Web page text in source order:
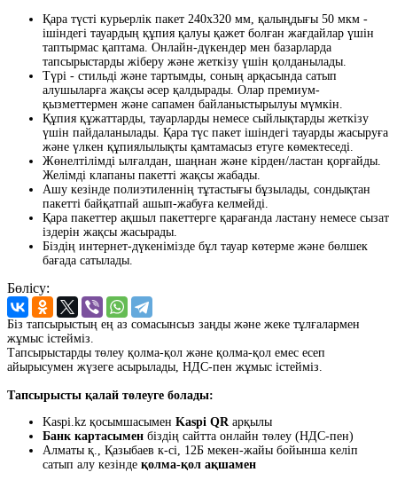
Қара түсті курьерлік пакет 240x320 мм, қалыңдығы 50 мкм -
ішіндегі тауардың құпия қалуы қажет болған жағдайлар үшін
таптырмас қаптама. Онлайн-дүкендер мен базарларда
тапсырыстарды жіберу және жеткізу үшін қолданылады.
Түрі - стильді және тартымды, соның арқасында сатып
алушыларға жақсы әсер қалдырады. Олар премиум-
қызметтермен және сапамен байланыстырылуы мүмкін.
Құпия құжаттарды, тауарларды немесе сыйлықтарды жеткізу
үшін пайдаланылады. Қара түс пакет ішіндегі тауарды жасыруға
және үлкен құпиялылықты қамтамасыз етуге көмектеседі.
Жөнелтілімді ылғалдан, шаңнан және кірден/ластан қорғайды.
Желімді клапаны пакетті жақсы жабады.
Ашу кезінде полиэтиленнің тұтастығы бұзылады, сондықтан
пакетті байқатпай ашып-жабуға келмейді.
Қара пакеттер ақшыл пакеттерге қарағанда ластану немесе сызат
іздерін жақсы жасырады.
Біздің интернет-дүкенімізде бұл тауар көтерме және бөлшек
бағада сатылады.
Бөлісу:
Біз тапсырыстың ең аз сомасынсыз заңды және жеке тұлғалармен
жұмыс істейміз.
Тапсырыстарды төлеу қолма-қол және қолма-қол емес есеп
айырысумен жүзеге асырылады, НДС-пен жұмыс істейміз.
Тапсырысты қалай төлеуге болады:
Kaspi.kz қосымшасымен Kaspi QR арқылы
Банк картасымен біздің сайтта онлайн төлеу (НДС-пен)
Алматы қ., Қазыбаев к-сі, 12Б мекен-жайы бойынша келіп
сатып алу кезінде қолма-қол ақшамен